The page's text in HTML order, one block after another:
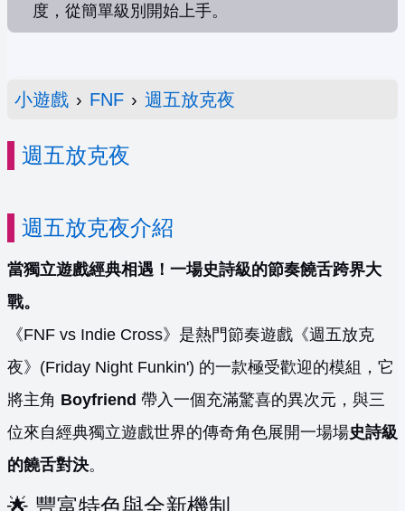
度，從簡單級別開始上手。
小遊戲 › FNF › 週五放克夜
週五放克夜
週五放克夜介紹
當獨立遊戲經典相遇！一場史詩級的節奏饒舌跨界大
戰。
《FNF vs Indie Cross》是熱門節奏遊戲《週五放克
夜》(Friday Night Funkin') 的一款極受歡迎的模組，它
將主角 Boyfriend 帶入一個充滿驚喜的異次元，與三
位來自經典獨立遊戲世界的傳奇角色展開一場場史詩級
的饒舌對決。
🌟 豐富特色與全新機制